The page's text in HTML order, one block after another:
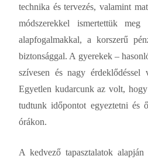
technika és tervezés, valamint
módszerekkel ismertettük
alapfogalmakkal, a korszerű
biztonsággal. A gyerekek –
szívesen és nagy érdeklődéssel
Egyetlen kudarcunk az volt,
tudtunk időpontot egyeztetni és
órákon.
A kedvező tapasztalatok